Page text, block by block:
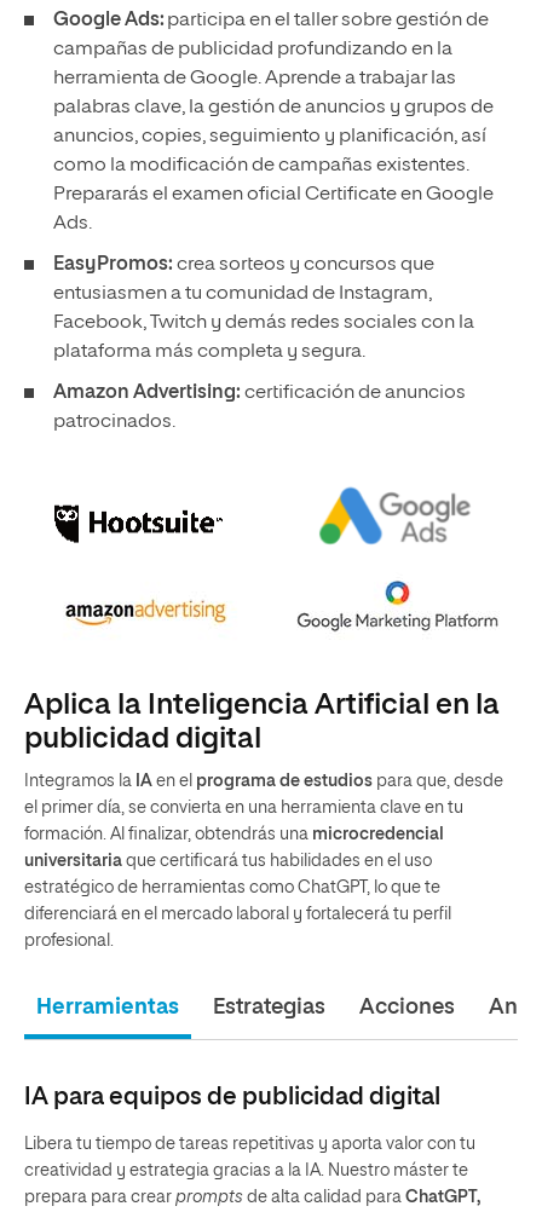
Google Ads: participa en el taller sobre gestión de
campañas de publicidad profundizando en la
herramienta de Google. Aprende a trabajar las
palabras clave, la gestión de anuncios y grupos de
anuncios, copies, seguimiento y planificación, así
como la modificación de campañas existentes.
Prepararás el examen oficial Certificate en Google
Ads.
EasyPromos: crea sorteos y concursos que
entusiasmen a tu comunidad de Instagram,
Facebook, Twitch y demás redes sociales con la
plataforma más completa y segura.
Amazon Advertising: certificación de anuncios
patrocinados.
Aplica la Inteligencia Artificial en la
publicidad digital
Integramos la IA en el programa de estudios para que, desde
el primer día, se convierta en una herramienta clave en tu
formación. Al finalizar, obtendrás una microcredencial
universitaria que certificará tus habilidades en el uso
estratégico de herramientas como ChatGPT, lo que te
diferenciará en el mercado laboral y fortalecerá tu perfil
profesional.
Herramientas Estrategias Acciones
IA para equipos de publicidad digital
Libera tu tiempo de tareas repetitivas y aporta valor con tu
creatividad y estrategia gracias a la IA. Nuestro máster te
prepara para crear prompts de alta calidad para ChatGPT,